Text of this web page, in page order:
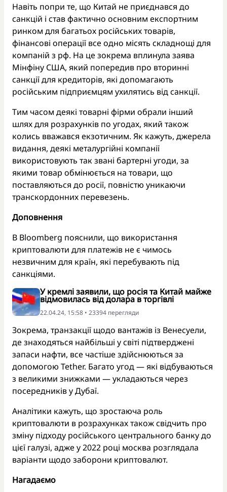
Навіть попри те, що Китай не приєднався до
санкцій і став фактично основним експортним
ринком для багатьох російських товарів,
фінансові операції все одно місять складнощі для
компаній з рф. На це зокрема вплинула заява
Мінфіну США, який попередив про вторинні
санкції для кредиторів, які допомагають
російським підприємцям ухилятись від санкції.
Тим часом деякі товарні фірми обрали інший
шлях для розрахунків по угодах, який також
колись вважався екзотичним. Як кажуть, джерела
видання, деякі металургійні компанії
використовують так звані бартерні угоди, за
якими товар обмінюється на товари, що
поставляються до росії, повністю уникаючи
транскордонних перевезень.
Доповнення
В Bloomberg пояснили, що використання
криптовалюти для платежів не є чимось
незвичним для країн, які перебувають під
санкціями.
У кремлі заявили, що росія та Китай майже
відмовилась від долара в торгівлі
22.04.24, 15:58 • 23394 перегляди
Зокрема, транзакції щодо вантажів із Венесуели,
де знаходяться найбільші у світі підтверджені
запаси нафти, все частіше здійснюються за
допомогою Tether. Багато угод — які відбуваються
з великими знижками — укладаються через
посередників у Дубаї.
Аналітики кажуть, що зростаюча роль
криптовалюти в розрахунках також свідчить про
зміну підходу російського центрального банку до
цієї галузі, адже у 2022 році москва розглядала
варіанти щодо заборони криптовалют.
Нагадаємо